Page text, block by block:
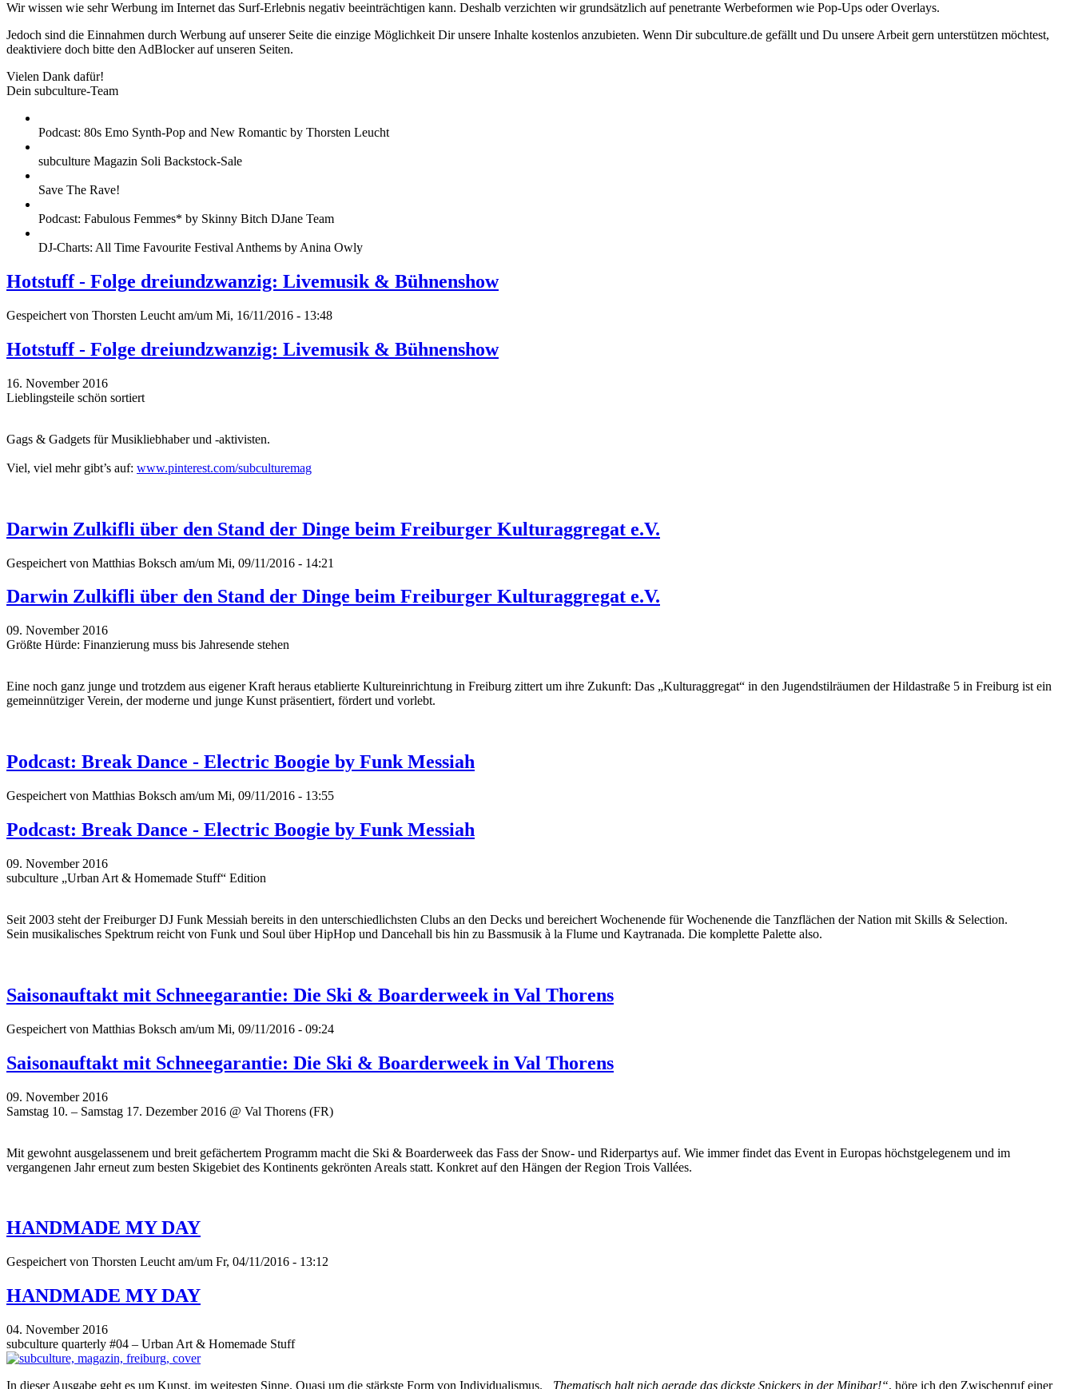
Wir wissen wie sehr Werbung im Internet das Surf-Erlebnis negativ beeinträchtigen kann. Deshalb verzichten wir grundsätzlich auf penetrante Werbeformen wie Pop-Ups oder Overlays.
Jedoch sind die Einnahmen durch Werbung auf unserer Seite die einzige Möglichkeit Dir unsere Inhalte kostenlos anzubieten. Wenn Dir subculture.de gefällt und Du unsere Arbeit gern unterstützen möchtest,
deaktiviere doch bitte den AdBlocker auf unseren Seiten.
Vielen Dank dafür!
Dein subculture-Team
Podcast: 80s Emo Synth-Pop and New Romantic by Thorsten Leucht
subculture Magazin Soli Backstock-Sale
Save The Rave!
Podcast: Fabulous Femmes* by Skinny Bitch DJane Team
DJ-Charts: All Time Favourite Festival Anthems by Anina Owly
Hotstuff - Folge dreiundzwanzig: Livemusik & Bühnenshow
Gespeichert von Thorsten Leucht am/um Mi, 16/11/2016 - 13:48
Hotstuff - Folge dreiundzwanzig: Livemusik & Bühnenshow
16. November 2016
Lieblingsteile schön sortiert
Gags & Gadgets für Musikliebhaber und -aktivisten.
Viel, viel mehr gibt’s auf: www.pinterest.com/subculturemag
Darwin Zulkifli über den Stand der Dinge beim Freiburger Kulturaggregat e.V.
Gespeichert von Matthias Boksch am/um Mi, 09/11/2016 - 14:21
Darwin Zulkifli über den Stand der Dinge beim Freiburger Kulturaggregat e.V.
09. November 2016
Größte Hürde: Finanzierung muss bis Jahresende stehen
Eine noch ganz junge und trotzdem aus eigener Kraft heraus etablierte Kultureinrichtung in Freiburg zittert um ihre Zukunft: Das „Kulturaggregat“ in den Jugendstilräumen der Hildastraße 5 in Freiburg ist ein
gemeinnütziger Verein, der moderne und junge Kunst präsentiert, fördert und vorlebt.
Podcast: Break Dance - Electric Boogie by Funk Messiah
Gespeichert von Matthias Boksch am/um Mi, 09/11/2016 - 13:55
Podcast: Break Dance - Electric Boogie by Funk Messiah
09. November 2016
subculture „Urban Art & Homemade Stuff“ Edition
Seit 2003 steht der Freiburger DJ Funk Messiah bereits in den unterschiedlichsten Clubs an den Decks und bereichert Wochenende für Wochenende die Tanzflächen der Nation mit Skills & Selection.
Sein musikalisches Spektrum reicht von Funk und Soul über HipHop und Dancehall bis hin zu Bassmusik à la Flume und Kaytranada. Die komplette Palette also.
Saisonauftakt mit Schneegarantie: Die Ski & Boarderweek in Val Thorens
Gespeichert von Matthias Boksch am/um Mi, 09/11/2016 - 09:24
Saisonauftakt mit Schneegarantie: Die Ski & Boarderweek in Val Thorens
09. November 2016
Samstag 10. – Samstag 17. Dezember 2016 @ Val Thorens (FR)
Mit gewohnt ausgelassenem und breit gefächertem Programm macht die Ski & Boarderweek das Fass der Snow- und Riderpartys auf. Wie immer findet das Event in Europas höchstgelegenem und im
vergangenen Jahr erneut zum besten Skigebiet des Kontinents gekrönten Areals statt. Konkret auf den Hängen der Region Trois Vallées.
HANDMADE MY DAY
Gespeichert von Thorsten Leucht am/um Fr, 04/11/2016 - 13:12
HANDMADE MY DAY
04. November 2016
subculture quarterly #04 – Urban Art & Homemade Stuff
In dieser Ausgabe geht es um Kunst, im weitesten Sinne. Quasi um die stärkste Form von Individualismus. „Thematisch halt nich gerade das dickste Snickers in der Minibar!“, höre ich den Zwischenruf einer